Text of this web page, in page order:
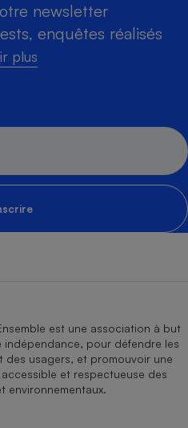
newsletter
enquêtes réalisés
plus
est une association à but
pour défendre les
des usagers, et promouvoir une
et respectueuse des
environnementaux.